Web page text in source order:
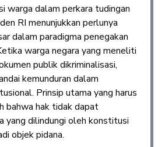
warga dalam perkara tudingan
RI menunjukkan perlunya
dalam paradigma penegakan
warga negara yang meneliti
publik dikriminalisasi,
kemunduran dalam
Prinsip utama yang harus
bahwa hak tidak dapat
yang dilindungi oleh konstitusi
objek pidana.